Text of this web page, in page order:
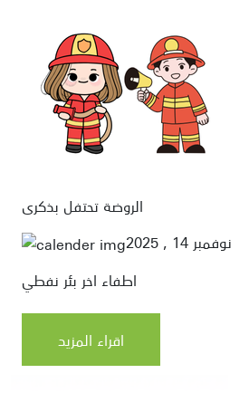
الروضة تحتفل بذكرى
نوفمبر 14 , 2025
اطفاء اخر بئر نفطي
اقراء المزيد